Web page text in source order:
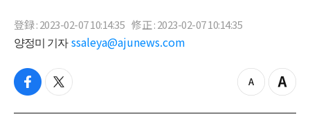
登録 : 2023-02-07 10:14:35 修正 : 2023-02-07 10:14:35
양정미 기자 ssaleya@ajunews.com
f
c
t
i
z
o
Z
o